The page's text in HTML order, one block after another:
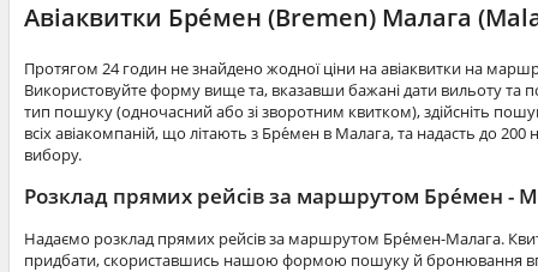
Авіаквитки Бре́мен (Bremen) Малага
Протягом 24 годин не знайдено жодної ціни на авіаквитки на
Використовуйте форму вище та, вказавши бажані дати вильоту та
тип пошуку (одночасний або зі зворотним квитком), здійсніть
всіх авіакомпаній, що літають з Бре́мен в Малага, та надасть до
вибору.
Розклад прямих рейсів за маршрутом Бре́мен -
Надаємо розклад прямих рейсів за маршрутом Бре́мен-Малага.
придбати, скориставшись нашою формою пошуку й бронювання